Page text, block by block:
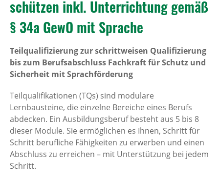
schützen inkl. Unterrichtung gemäß
§ 34a GewO mit Sprache
Teilqualifizierung zur schrittweisen Qualifizierung
bis zum Berufsabschluss Fachkraft für Schutz und
Sicherheit mit Sprachförderung
Teilqualifikationen (TQs) sind modulare
Lernbausteine, die einzelne Bereiche eines Berufs
abdecken. Ein Ausbildungsberuf besteht aus 5 bis 8
dieser Module. Sie ermöglichen es Ihnen, Schritt für
Schritt berufliche Fähigkeiten zu erwerben und einen
Abschluss zu erreichen – mit Unterstützung bei jedem
Schritt.